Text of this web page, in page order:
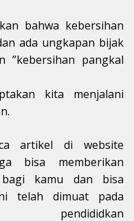
bahwa kebersihan
ada ungkapan bijak
”kebersihan pangkal
kita menjalani
artikel di website
bisa memberikan
kamu dan bisa
telah dimuat pada